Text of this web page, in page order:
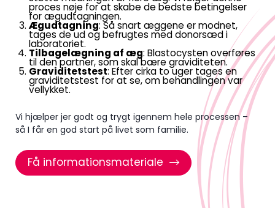
proces nøje for at skabe de bedste betingelser
for ægudtagningen.
Ægudtagning: Så snart æggene er modnet,
tages de ud og befrugtes med donorsæd i
laboratoriet.
Tilbagelægning af æg: Blastocysten overføres
til den partner, som skal bære graviditeten.
Graviditetstest: Efter cirka to uger tages en
graviditetstest for at se, om behandlingen var
vellykket.
Vi hjælper jer godt og trygt igennem hele processen –
så I får en god start på livet som familie.
Få informationsmateriale